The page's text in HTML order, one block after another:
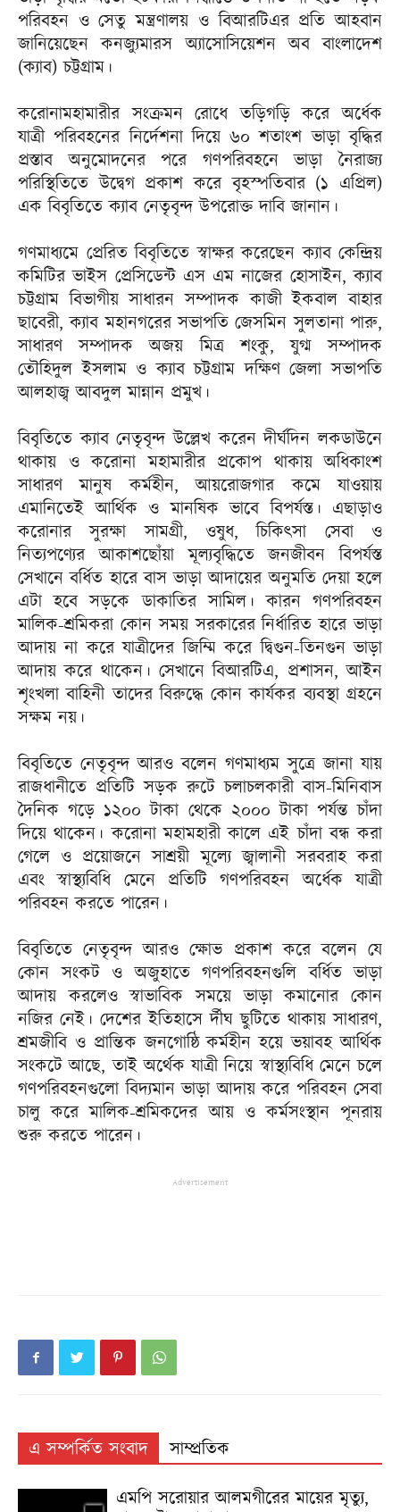
পরিবহন ও সেতু মন্ত্রণালয় ও বিআরটিএর প্রতি আহবান
জানিয়েছেন কনজ্যুমারস অ্যাসোসিয়েশন অব বাংলাদেশ
(ক্যাব) চট্টগ্রাম।
করোনামহামারীর সংক্রমন রোধে তড়িগড়ি করে অর্ধেক
যাত্রী পরিবহনের নির্দেশনা দিয়ে ৬০ শতাংশ ভাড়া বৃদ্ধির
প্রস্তাব অনুমোদনের পরে গণপরিবহনে ভাড়া নৈরাজ্য
পরিস্থিতিতে উদ্বেগ প্রকাশ করে বৃহস্পতিবার (১ এপ্রিল)
এক বিবৃতিতে ক্যাব নেতৃবৃন্দ উপরোক্ত দাবি জানান।
গণমাধ্যমে প্রেরিত বিবৃতিতে স্বাক্ষর করেছেন ক্যাব কেন্দ্রিয়
কমিটির ভাইস প্রেসিডেন্ট এস এম নাজের হোসাইন, ক্যাব
চট্টগ্রাম বিভাগীয় সাধারন সম্পাদক কাজী ইকবাল বাহার
ছাবেরী, ক্যাব মহানগরের সভাপতি জেসমিন সুলতানা পারু,
সাধারণ সম্পাদক অজয় মিত্র শংকু, যুগ্ম সম্পাদক
তৌহিদুল ইসলাম ও ক্যাব চট্টগ্রাম দক্ষিণ জেলা সভাপতি
আলহাজ্ব আবদুল মান্নান প্রমুখ।
বিবৃতিতে ক্যাব নেতৃবৃন্দ উল্লেখ করেন দীর্ঘদিন লকডাউনে
থাকায় ও করোনা মহামারীর প্রকোপ থাকায় অধিকাংশ
সাধারণ মানুষ কর্মহীন, আয়রোজগার কমে যাওয়ায়
এমানিতেই আর্থিক ও মানষিক ভাবে বিপর্যস্ত। এছাড়াও
করোনার সুরক্ষা সামগ্রী, ওষুধ, চিকিৎসা সেবা ও
নিত্যপণ্যের আকাশছোঁয়া মূল্যবৃদ্ধিতে জনজীবন বিপর্যস্ত
সেখানে বর্ধিত হারে বাস ভাড়া আদায়ের অনুমতি দেয়া হলে
এটা হবে সড়কে ডাকাতির সামিল। কারন গণপরিবহন
মালিক-শ্রমিকরা কোন সময় সরকারের নির্ধারিত হারে ভাড়া
আদায় না করে যাত্রীদের জিম্মি করে দ্বিগুন-তিনগুন ভাড়া
আদায় করে থাকেন। সেখানে বিআরটিএ, প্রশাসন, আইন
শৃংখলা বাহিনী তাদের বিরুদ্ধে কোন কার্যকর ব্যবস্থা গ্রহনে
সক্ষম নয়।
বিবৃতিতে নেতৃবৃন্দ আরও বলেন গণমাধ্যম সুত্রে জানা যায়
রাজধানীতে প্রতিটি সড়ক রুটে চলাচলকারী বাস-মিনিবাস
দৈনিক গড়ে ১২০০ টাকা থেকে ২০০০ টাকা পর্যন্ত চাঁদা
দিয়ে থাকেন। করোনা মহামহারী কালে এই চাঁদা বন্ধ করা
গেলে ও প্রয়োজনে সাশ্রয়ী মূল্যে জ্বালানী সরবরাহ করা
এবং স্বাস্থ্যবিধি মেনে প্রতিটি গণপরিবহন অর্ধেক যাত্রী
পরিবহন করতে পারেন।
বিবৃতিতে নেতৃবৃন্দ আরও ক্ষোভ প্রকাশ করে বলেন যে
কোন সংকট ও অজুহাতে গণপরিবহনগুলি বর্ধিত ভাড়া
আদায় করলেও স্বাভাবিক সময়ে ভাড়া কমানোর কোন
নজির নেই। দেশের ইতিহাসে র্দীঘ ছুটিতে থাকায় সাধারণ,
শ্রমজীবি ও প্রান্তিক জনগোষ্ঠি কর্মহীন হয়ে ভয়াবহ আর্থিক
সংকটে আছে, তাই অর্থেক যাত্রী নিয়ে স্বাস্থ্যবিধি মেনে চলে
গণপরিবহনগুলো বিদ্যমান ভাড়া আদায় করে পরিবহন সেবা
চালু করে মালিক-শ্রমিকদের আয় ও কর্মসংস্থান পূনরায়
শুরু করতে পারেন।
Advertisement
এ সম্পর্কিত সংবাদ
সাম্প্রতিক
এমপি সরোয়ার আলমগীরের মায়ের মৃত্যু,